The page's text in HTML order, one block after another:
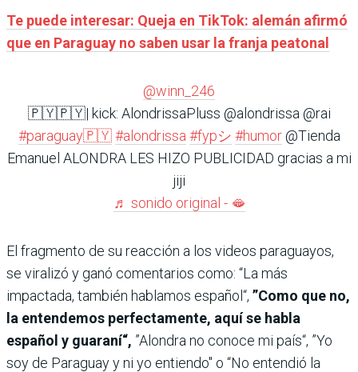
Te puede interesar: Queja en TikTok: alemán afirmó
que en Paraguay no saben usar la franja peatonal
@winn_246
🇵🇾🇵🇾| kick: AlondrissaPluss @alondrissa @rai
#paraguay🇵🇾 #alondrissa #fypシ #humor@Tienda
Emanuel ALONDRA LES HIZO PUBLICIDAD gracias a mi
jiji
♬ sonido original - 🫦
El fragmento de su reacción a los videos paraguayos,
se viralizó y ganó comentarios como: “La más
impactada, también hablamos español“, ”Como que no,
la entendemos perfectamente, aquí se habla
español y guaraní“, ”Alondra no conoce mi país“, ”Yo
soy de Paraguay y ni yo entiendo" o “No entendió la